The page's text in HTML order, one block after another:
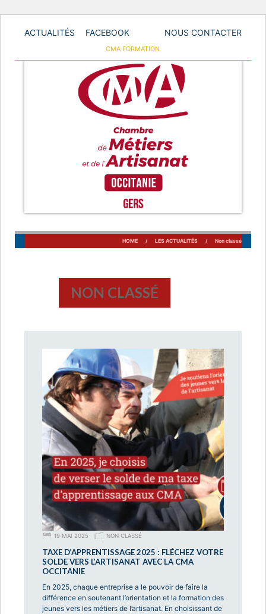
GO
ACTUALITÉS FACEBOOK NOUS CONTACTER
CMA FORMATION
Chambre des Métiers et de l'Artisanat du Gers
HOME / LES ACTUALITÉS / Non classé
NON CLASSÉ
19 MAI 2025 NON CLASSÉ
TAXE D’APPRENTISSAGE 2025 : FLÉCHEZ VOTRE
SOLDE VERS L’ARTISANAT AVEC LA CMA
OCCITANIE
En 2025, chaque entreprise a le pouvoir de faire la
différence en soutenant l’orientation et la formation des
jeunes vers les métiers de l’artisanat. En choisissant de